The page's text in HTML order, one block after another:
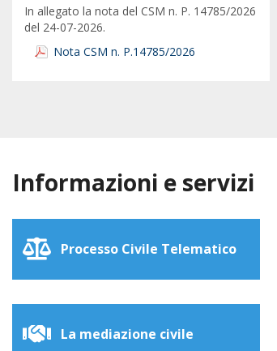
In allegato la nota del CSM n. P. 14785/2026
del 24-07-2026.
Nota CSM n. P.14785/2026
Informazioni e servizi
Processo Civile Telematico
La mediazione civile